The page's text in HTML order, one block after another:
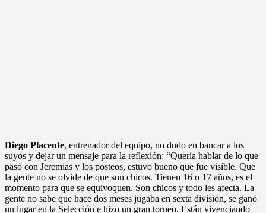
Diego Placente, entrenador del equipo, no dudo en bancar a los
suyos y dejar un mensaje para la reflexión: “Quería hablar de lo que
pasó con Jeremías y los posteos, estuvo bueno que fue visible. Que
la gente no se olvide de que son chicos. Tienen 16 o 17 años, es el
momento para que se equivoquen. Son chicos y todo les afecta. La
gente no sabe que hace dos meses jugaba en sexta división, se ganó
un lugar en la Selección e hizo un gran torneo. Están vivenciando